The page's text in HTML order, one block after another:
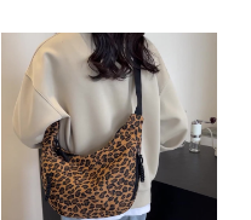
人気アイテム 秋冬 春コーデ K-
B0209